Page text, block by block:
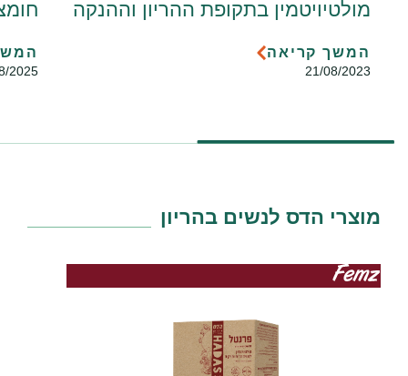
21/08/2023
מולטיויטמין בתקופת ההריון וההנקה
המשך קריאה
2025
מוצרי הדס לנשים בהריון